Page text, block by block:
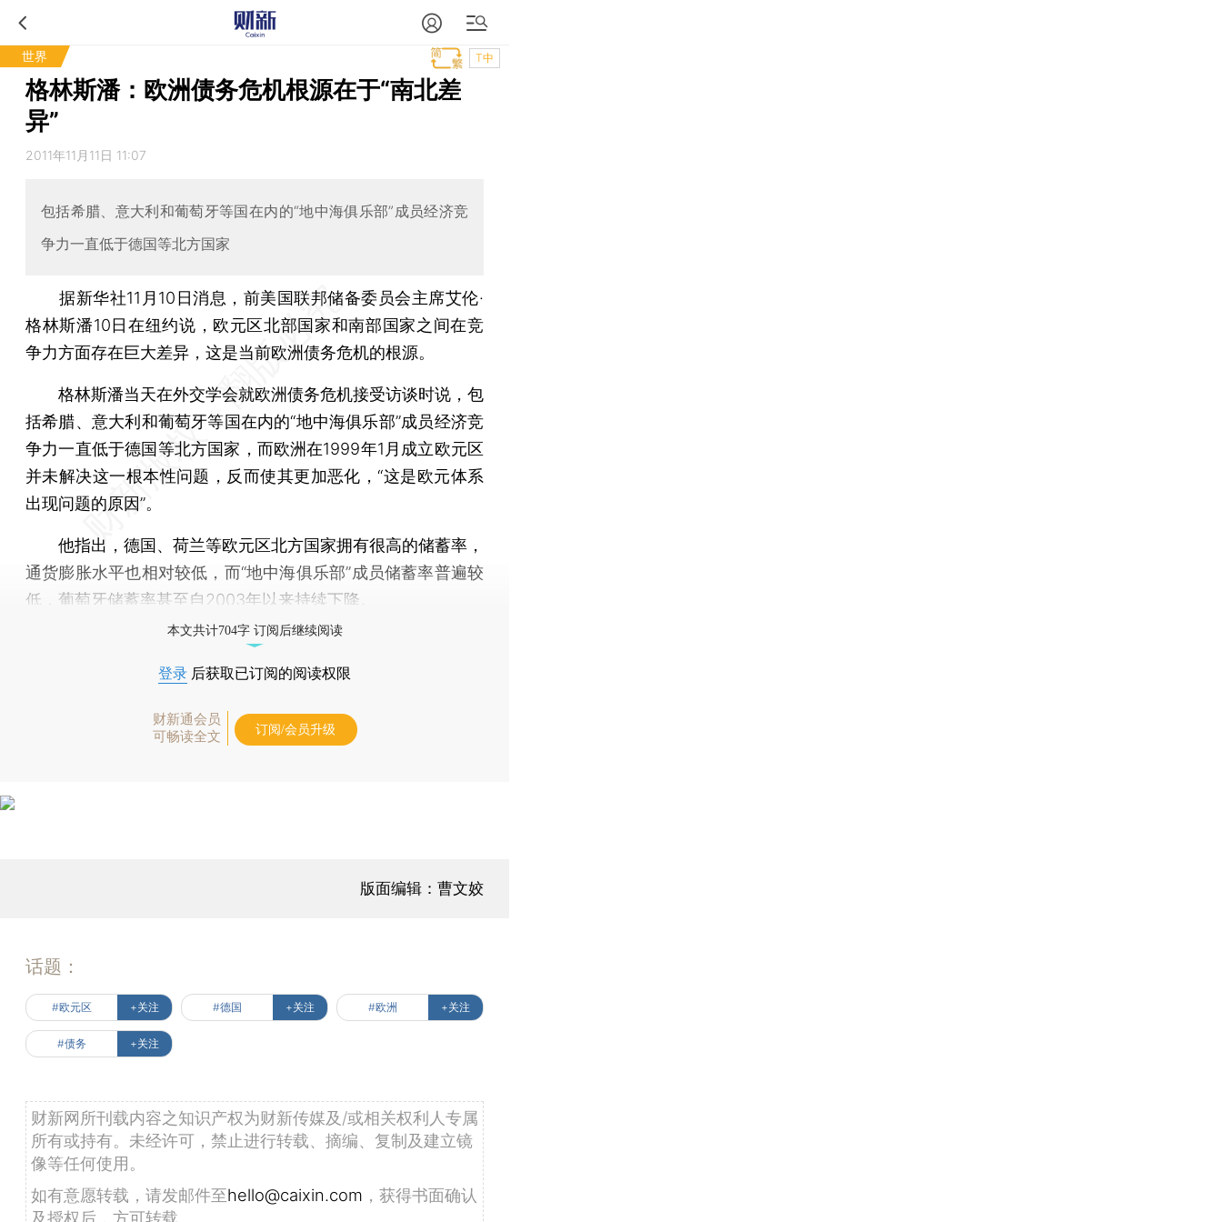
世界 T中
格林斯潘：欧洲债务危机根源在于“南北差
异”
2011年11月11日 11:07
包括希腊、意大利和葡萄牙等国在内的“地中海俱乐部”成员经济竞
争力一直低于德国等北方国家
据新华社11月10日消息，前美国联邦储备委员会主席艾伦·
格林斯潘10日在纽约说，欧元区北部国家和南部国家之间在竞
争力方面存在巨大差异，这是当前欧洲债务危机的根源。
格林斯潘当天在外交学会就欧洲债务危机接受访谈时说，包
括希腊、意大利和葡萄牙等国在内的“地中海俱乐部”成员经济竞
争力一直低于德国等北方国家，而欧洲在1999年1月成立欧元区
并未解决这一根本性问题，反而使其更加恶化，“这是欧元体系
出现问题的原因”。
他指出，德国、荷兰等欧元区北方国家拥有很高的储蓄率，
通货膨胀水平也相对较低，而“地中海俱乐部”成员储蓄率普遍较
低，葡萄牙储蓄率甚至自2003年以来持续下降。
本文共计704字 订阅后继续阅读
登录 后获取已订阅的阅读权限
财新通会员
可畅读全文
订阅/会员升级
版面编辑：曹文姣
话题：
#欧元区 +关注 #德国 +关注 #欧洲 +关注
#债务 +关注
财新网所刊载内容之知识产权为财新传媒及/或相关权利人专属
所有或持有。未经许可，禁止进行转载、摘编、复制及建立镜
像等任何使用。
如有意愿转载，请发邮件至hello@caixin.com ，获得书面确认
及授权后，方可转载。